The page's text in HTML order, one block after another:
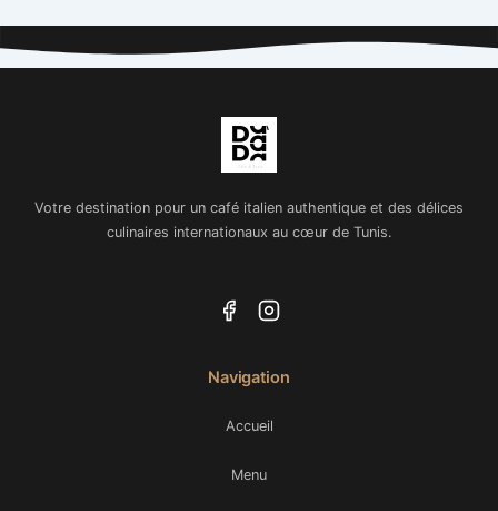
Votre destination pour un café italien authentique et des délices
culinaires internationaux au cœur de Tunis.
Navigation
Accueil
Menu